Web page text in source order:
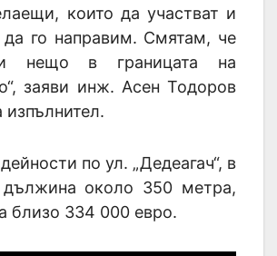
които да участват и
го направим. Смятам, че
нещо в границата на
заяви инж. Асен Тодоров
изпълнител.
по ул. „Дедеагач“, в
около 350 метра,
близо 334 000 евро.